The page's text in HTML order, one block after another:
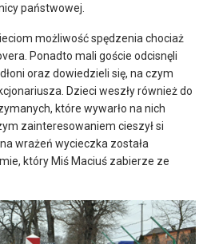
państwowej.
możliwość spędzenia chociaż
Ponadto mali goście odcisnęli
oraz dowiedzieli się, na czym
Dzieci weszły również do
które wywarło na nich
zainteresowaniem cieszył si
wrażeń wycieczka została
który Miś Maciuś zabierze ze